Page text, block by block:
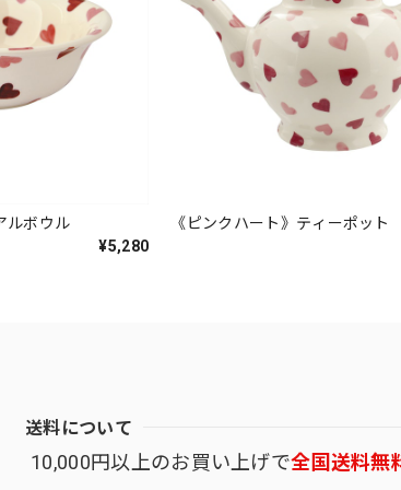
ルボウル
¥5,280
《ピンクハート》ティーポット
送料について
10,000円以上のお買い上げで全国送料無